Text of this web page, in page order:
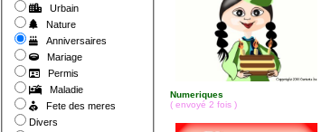
Urbain
Nature
Anniversaires
Mariage
Permis
Maladie
Fete des meres
Divers